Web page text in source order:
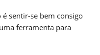
sentir-se bem consigo
ferramenta para